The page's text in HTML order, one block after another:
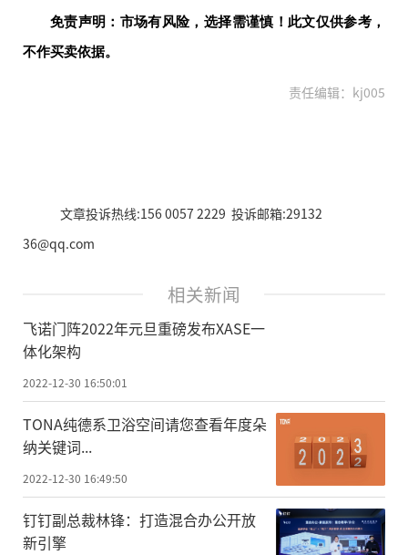
免责声明：市场有风险，选择需谨慎！此文仅供参考，
不作买卖依据。
责任编辑：kj005
文章投诉热线:156 0057 2229 投诉邮箱:29132
36@qq.com
相关新闻
飞诺门阵2022年元旦重磅发布XASE一
体化架构
2022-12-30 16:50:01
TONA纯德系卫浴空间请您查看年度朵
纳关键词...
2022-12-30 16:49:50
钉钉副总裁林锋：打造混合办公开放
新引擎